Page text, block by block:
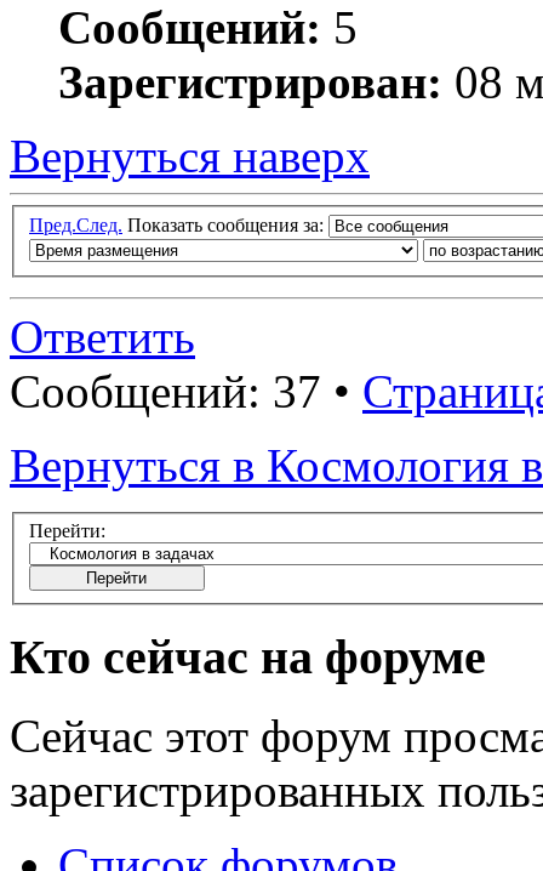
Сообщений: 5
Зарегистрирован: 08
Вернуться наверх
Пред.След. Показать сообщения за:
Ответить
Сообщений: 37 •
Вернуться в Космология
Перейти:
Кто сейчас на форуме
Сейчас этот форум
зарегистрированных